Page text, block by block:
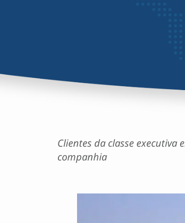
Clientes da classe
companhia